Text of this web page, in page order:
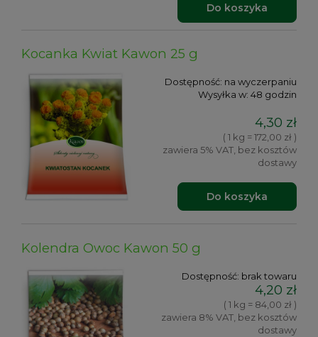
Do koszyka
Kocanka Kwiat Kawon 25 g
Dostępność: na wyczerpaniu
Wysyłka w: 48 godzin
4,30 zł
( 1 kg = 172,00 zł )
zawiera 5% VAT, bez kosztów
dostawy
Do koszyka
Kolendra Owoc Kawon 50 g
Dostępność: brak towaru
4,20 zł
( 1 kg = 84,00 zł )
zawiera 8% VAT, bez kosztów
dostawy